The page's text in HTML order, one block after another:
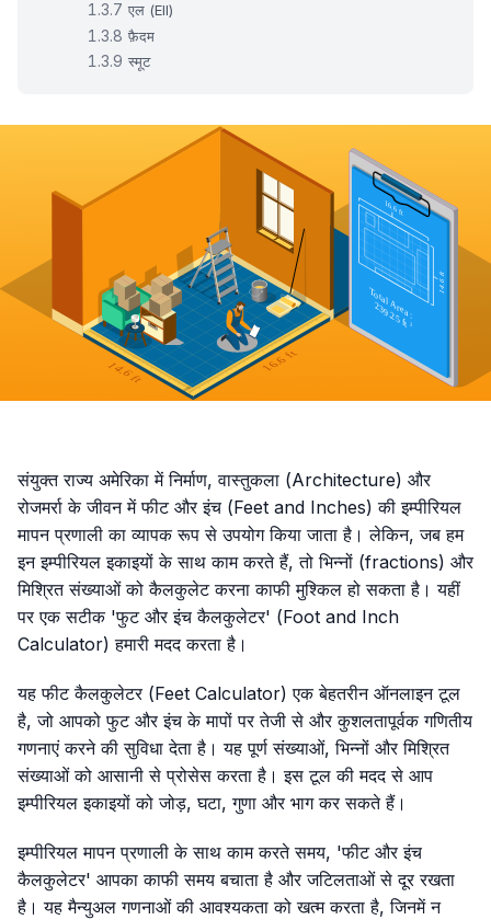
एल (Ell)
फ़ैदम
स्मूट
संयुक्त राज्य अमेरिका में निर्माण, वास्तुकला (Architecture) और
रोजमर्रा के जीवन में फीट और इंच (Feet and Inches) की इम्पीरियल
मापन प्रणाली का व्यापक रूप से उपयोग किया जाता है। लेकिन, जब हम
इन इम्पीरियल इकाइयों के साथ काम करते हैं, तो भिन्नों (fractions) और
मिश्रित संख्याओं को कैलकुलेट करना काफी मुश्किल हो सकता है। यहीं
पर एक सटीक 'फुट और इंच कैलकुलेटर' (Foot and Inch
Calculator) हमारी मदद करता है।
यह फीट कैलकुलेटर (Feet Calculator) एक बेहतरीन ऑनलाइन टूल
है, जो आपको फुट और इंच के मापों पर तेजी से और कुशलतापूर्वक गणितीय
गणनाएं करने की सुविधा देता है। यह पूर्ण संख्याओं, भिन्नों और मिश्रित
संख्याओं को आसानी से प्रोसेस करता है। इस टूल की मदद से आप
इम्पीरियल इकाइयों को जोड़, घटा, गुणा और भाग कर सकते हैं।
इम्पीरियल मापन प्रणाली के साथ काम करते समय, 'फीट और इंच
कैलकुलेटर' आपका काफी समय बचाता है और जटिलताओं से दूर रखता
है। यह मैन्युअल गणनाओं की आवश्यकता को खत्म करता है, जिनमें न